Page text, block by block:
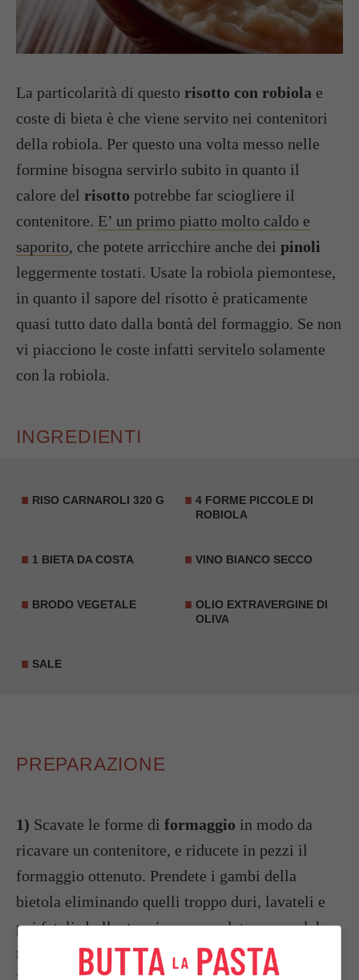
La particolarità di questo risotto con robiola e
coste di bieta è che viene servito nei contenitori
della robiola. Per questo una volta messo nelle
formine bisogna servirlo subito in quanto il
calore del risotto potrebbe far sciogliere il
contenitore. E’ un primo piatto molto caldo e
saporito, che potete arricchire anche dei pinoli
leggermente tostati. Usate la robiola piemontese,
in quanto il sapore del risotto è praticamente
quasi tutto dato dalla bontà del formaggio. Se non
vi piacciono le coste infatti servitelo solamente
con la robiola.
INGREDIENTI
RISO CARNAROLI 320 G
4 FORME PICCOLE DI
ROBIOLA
1 BIETA DA COSTA VINO BIANCO SECCO
BRODO VEGETALE
OLIO EXTRAVERGINE DI
OLIVA
SALE
PREPARAZIONE
1) Scavate le forme di formaggio in modo da
ricavare un contenitore, e riducete in pezzi il
formaggio ottenuto. Prendete i gambi della
bietola eliminando quelli troppo duri, lavateli e
poi fateli sbollentare in acqua salata per qualche
minuto, sgocciolate e riduceteli a pezzetti.